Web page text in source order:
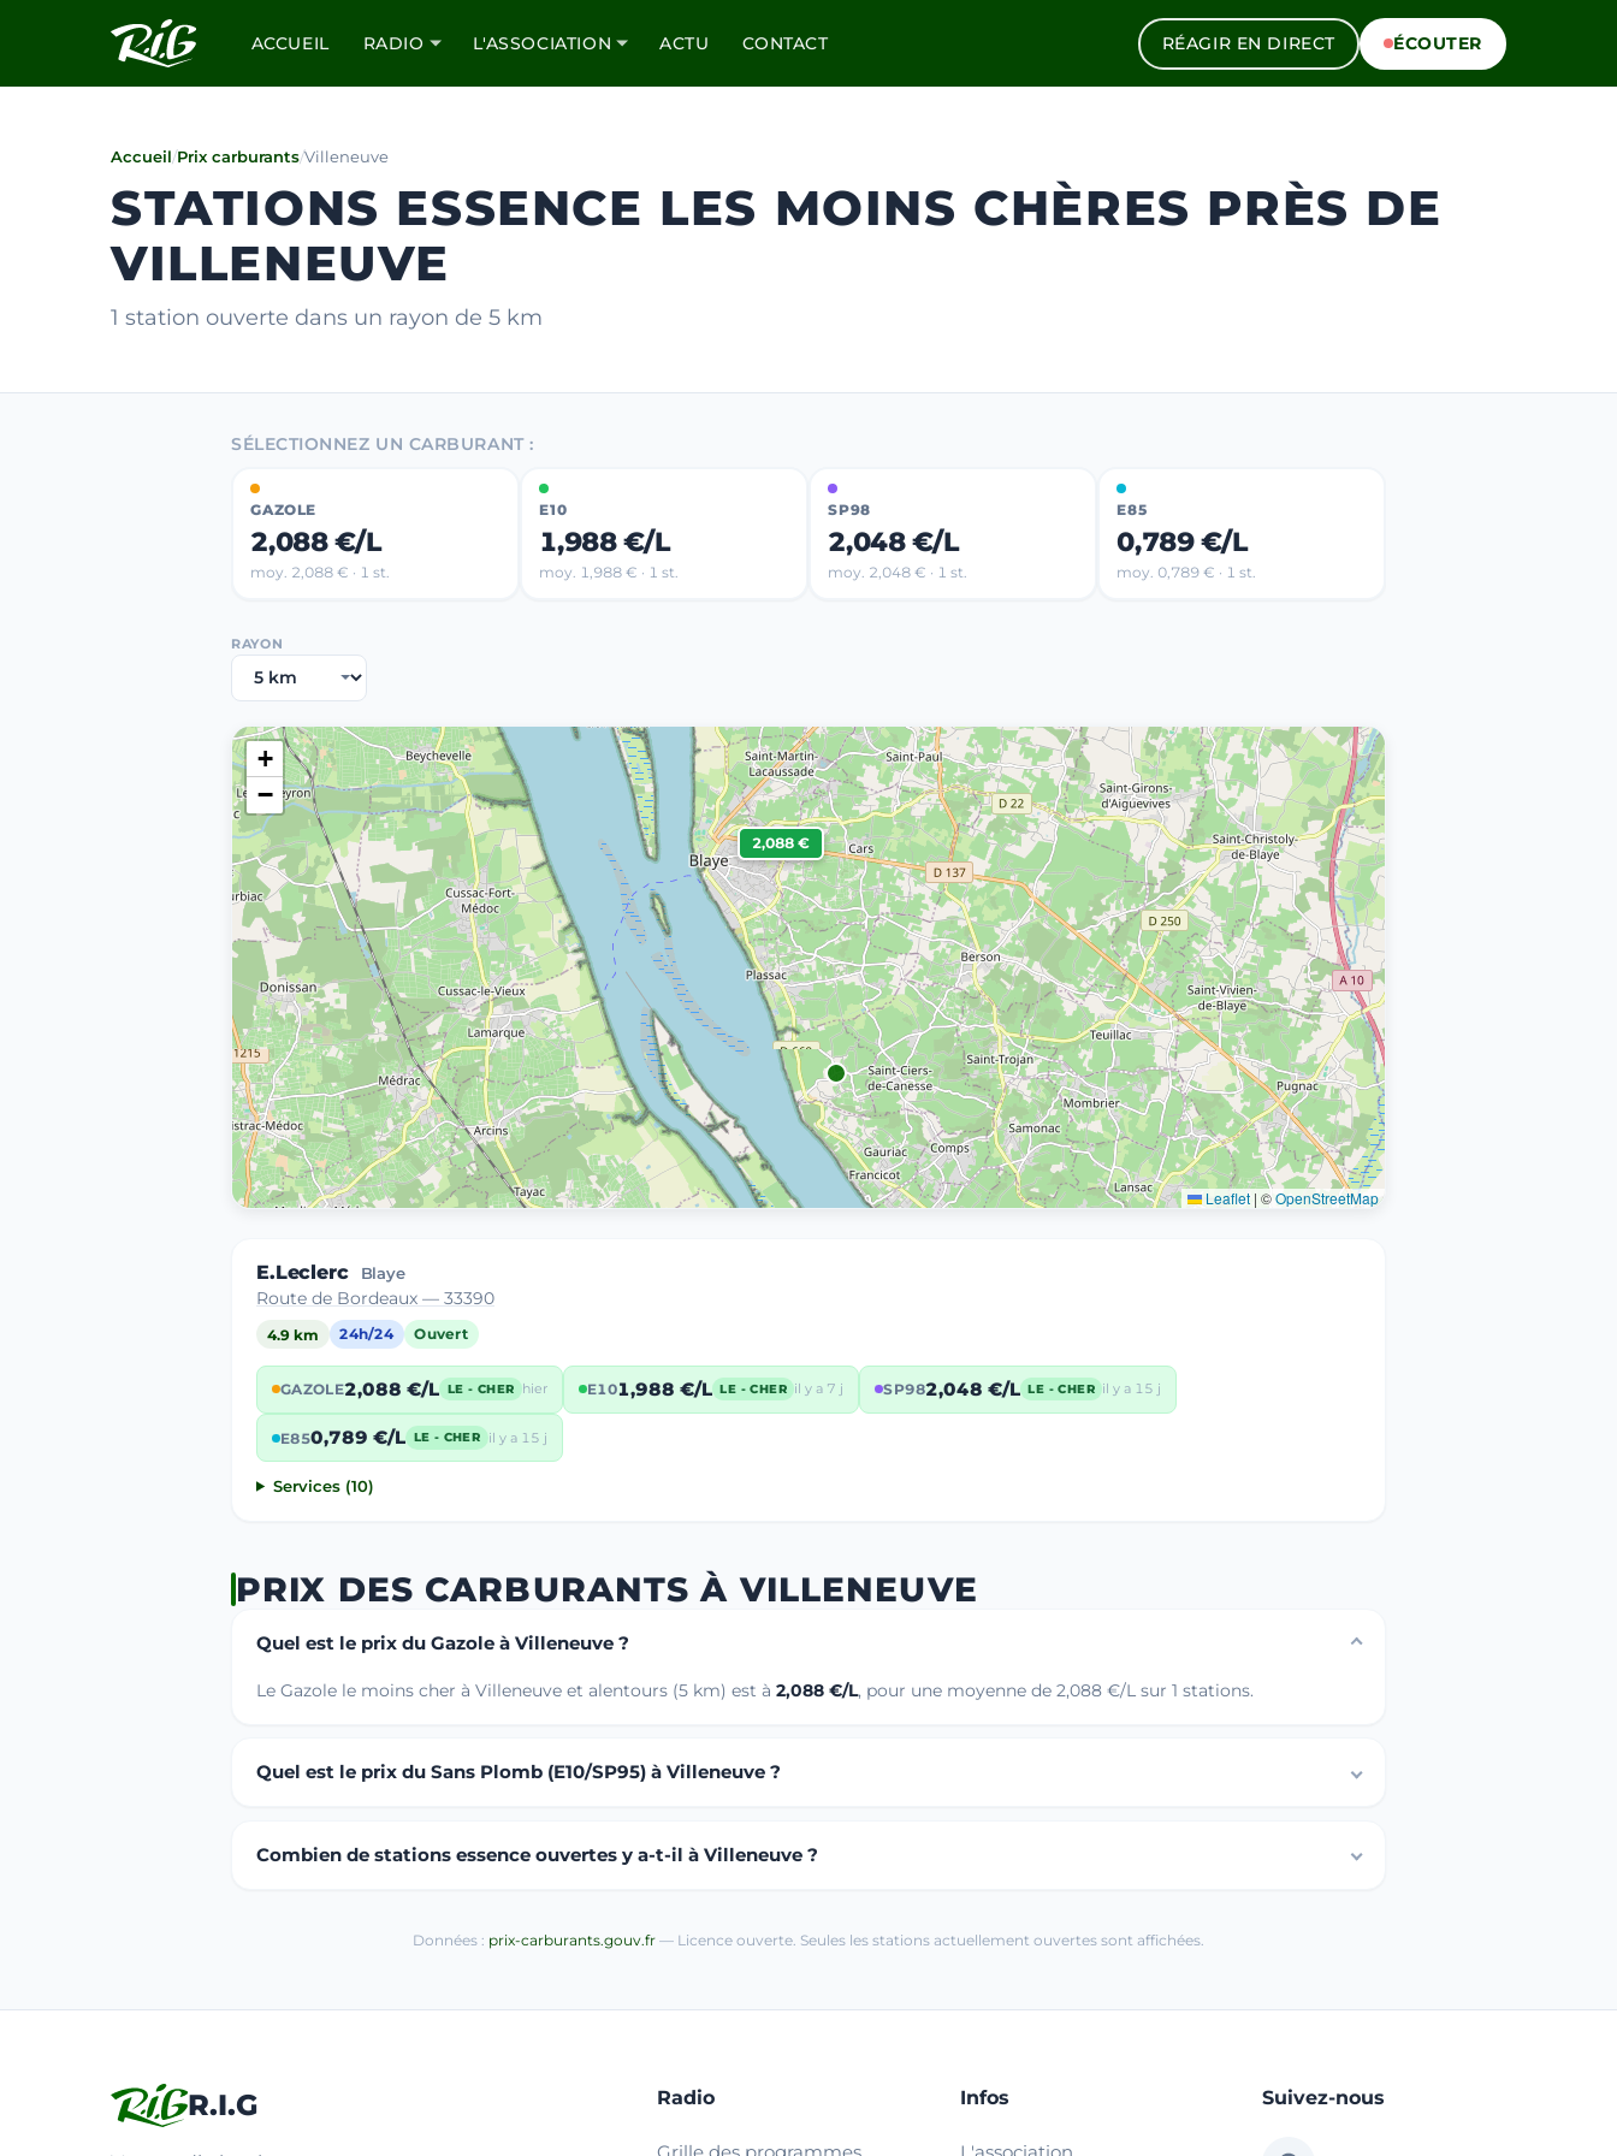
ACCUEIL RADIO L'ASSOCIATION ACTU CONTACT RÉAGIR EN DIRECT ÉCOUTER
Accueil/Prix carburants/Villeneuve
STATIONS ESSENCE LES MOINS CHÈRES PRÈS DE
VILLENEUVE
1 station ouverte dans un rayon de 5 km
SÉLECTIONNEZ UN CARBURANT :
GAZOLE
2,088 €/L
moy. 2,088 € · 1 st.
E10
1,988 €/L
moy. 1,988 € · 1 st.
SP98
2,048 €/L
moy. 2,048 € · 1 st.
E85
0,789 €/L
moy. 0,789 € · 1 st.
RAYON
2,088 €
+
−
Leaflet | ©OpenStreetMap
E.Leclerc Blaye
Route de Bordeaux — 33390
4.9 km 24h/24 Ouvert
GAZOLE2,088 €/L LE - CHER hier E101,988 €/L LE - CHER il y a 7 j SP982,048 €/L LE - CHER il y a 15 j
E850,789 €/L LE - CHER il y a 15 j
Services (10)
PRIX DES CARBURANTS À VILLENEUVE
Quel est le prix du Gazole à Villeneuve ?
Le Gazole le moins cher à Villeneuve et alentours (5 km) est à 2,088 €/L, pour une moyenne de 2,088 €/L sur 1 stations.
Quel est le prix du Sans Plomb (E10/SP95) à Villeneuve ?
Combien de stations essence ouvertes y a-t-il à Villeneuve ?
Données : prix-carburants.gouv.fr — Licence ouverte. Seules les stations actuellement ouvertes sont affichées.
R.I.G Radio Infos Suivez-nous